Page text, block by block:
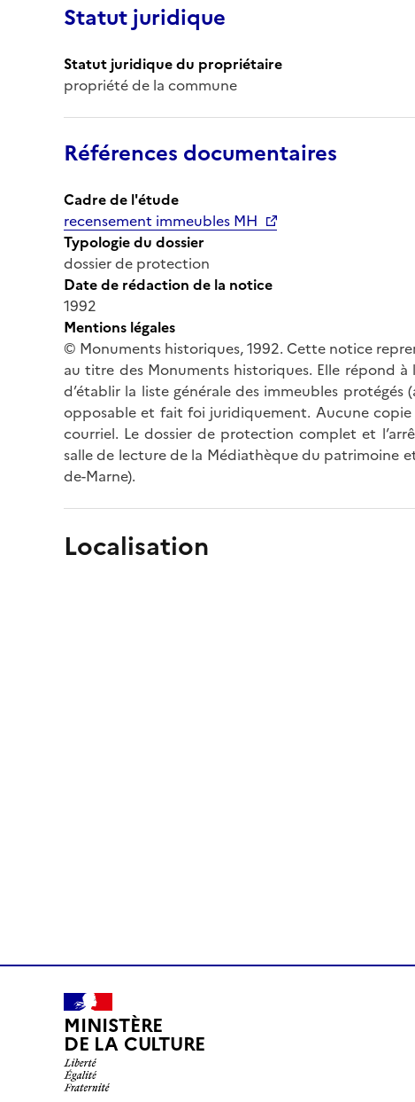
Statut juridique
Statut juridique du propriétaire
propriété de la commune
Références documentaires
Cadre de l'étude
recensement immeubles MH
Typologie du dossier
dossier de protection
Date de rédaction de la notice
1992
Mentions légales
© Monuments historiques, 1992. Cette notice
au titre des Monuments historiques. Elle répond
d’établir la liste générale des immeubles
opposable et fait foi juridiquement. Aucune
courriel. Le dossier de protection complet et
salle de lecture de la Médiathèque du patrimoine
de-Marne).
Localisation
MINISTÈRE
DE LA CULTURE